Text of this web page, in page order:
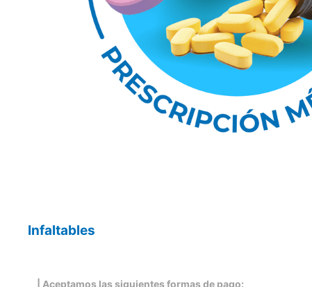
Infaltables
| Aceptamos las siguientes formas de pago: